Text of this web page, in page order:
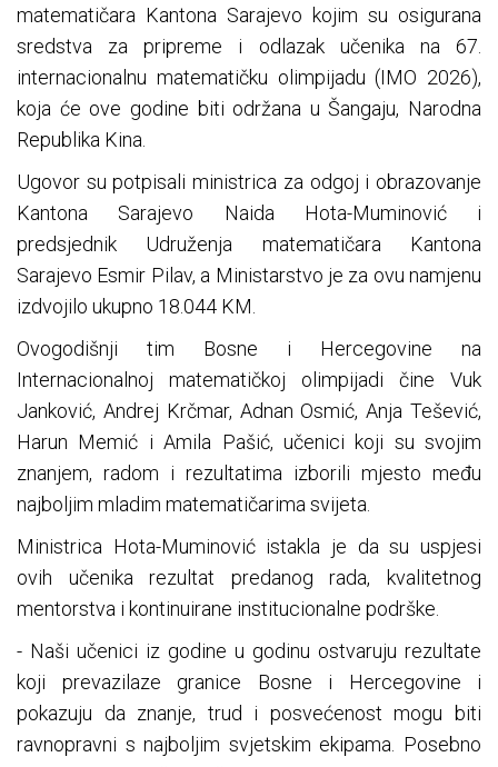
matematičara Kantona Sarajevo kojim su osigurana
sredstva za pripreme i odlazak učenika na 67.
internacionalnu matematičku olimpijadu (IMO 2026),
koja će ove godine biti održana u Šangaju, Narodna
Republika Kina.
Ugovor su potpisali ministrica za odgoj i obrazovanje
Kantona Sarajevo Naida Hota-Muminović i
predsjednik Udruženja matematičara Kantona
Sarajevo Esmir Pilav, a Ministarstvo je za ovu namjenu
izdvojilo ukupno 18.044 KM.
Ovogodišnji tim Bosne i Hercegovine na
Internacionalnoj matematičkoj olimpijadi čine Vuk
Janković, Andrej Krčmar, Adnan Osmić, Anja Tešević,
Harun Memić i Amila Pašić, učenici koji su svojim
znanjem, radom i rezultatima izborili mjesto među
najboljim mladim matematičarima svijeta.
Ministrica Hota-Muminović istakla je da su uspjesi
ovih učenika rezultat predanog rada, kvalitetnog
mentorstva i kontinuirane institucionalne podrške.
- Naši učenici iz godine u godinu ostvaruju rezultate
koji prevazilaze granice Bosne i Hercegovine i
pokazuju da znanje, trud i posvećenost mogu biti
ravnopravni s najboljim svjetskim ekipama. Posebno